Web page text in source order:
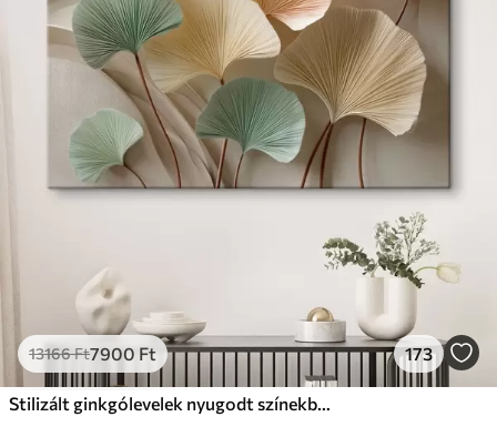
✗Környezetbarát anyag
Prémium
Ft
Élénk, gazdag színek
Fakulásálló
✓Biztonságos, szagtalan tinta
Eco-Prémium
Tól12405Ft
✓Élénk, gazdag színek
✓Fakulásálló
13166Ft7900 Ft 173
Stilizált ginkgólevelek nyugodt színekben